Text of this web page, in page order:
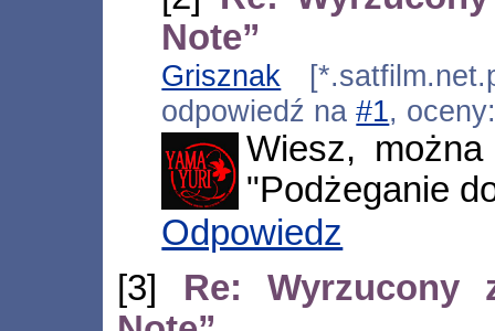
Note”
Grisznak
odpowiedź na#1,
Wiesz,
"Podżeganie
Odpowiedz
[3] Re: Wyrzucony